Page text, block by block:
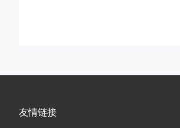
友情链接